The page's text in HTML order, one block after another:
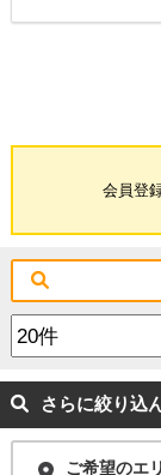
会員登
さらに絞り込
ご希望のエ